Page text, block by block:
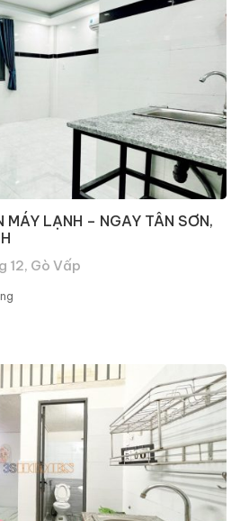
MÁY LẠNH – NGAY TÂN SƠN,
12, Gò Vấp